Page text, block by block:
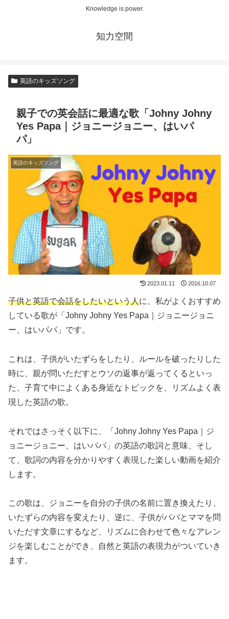
Knowledge is power.
知力空間
英語のキッズソング
親子での英会話に最適な歌「Johny Johny
Yes Papa｜ジョニージョニー、はいパ
パ」
英語のキッズソング
2023.01.11 2016.10.07
子供と英語で会話をしたいという人に、私がよくおすすめ
している歌が「Johny Johny Yes Papa｜ジョニージョニ
ー、はいパパ」です。
これは、子供がいたずらをしたり、ルールを破ったりした
時に、親が問いただすとウソの返事が返ってくるといっ
た、子育て中によくある身近なトピックを、リズムよく表
現した英語の歌。
それではさっそく以下に、「Johny Johny Yes Papa｜ジ
ョニージョニー、はいパパ」の英語の歌詞と意味、そし
て、歌詞の内容を分かりやすく表現した楽しい動画を紹介
します。
この歌は、ジョニーを自分の子供の名前に置き換えたり、
いたずらの内容を変えたり、逆に、子供がパパとママを問
いただす文章にするなど、リズムに合わせて色々なアレン
ジを楽しむことができ、自然と英語の表現力がついていき
ます。